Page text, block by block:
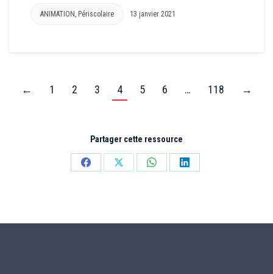
ANIMATION Périscolaire 13 janvier 2021
← 1 2 3 4 5 6 … 118 →
Partager cette ressource
PartagerPartagerPartagerPartager